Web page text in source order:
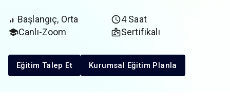
Başlangıç, Orta
4 Saat
Canlı-Zoom
Sertifikalı
Eğitim Talep Et Kurumsal Eğitim Planla